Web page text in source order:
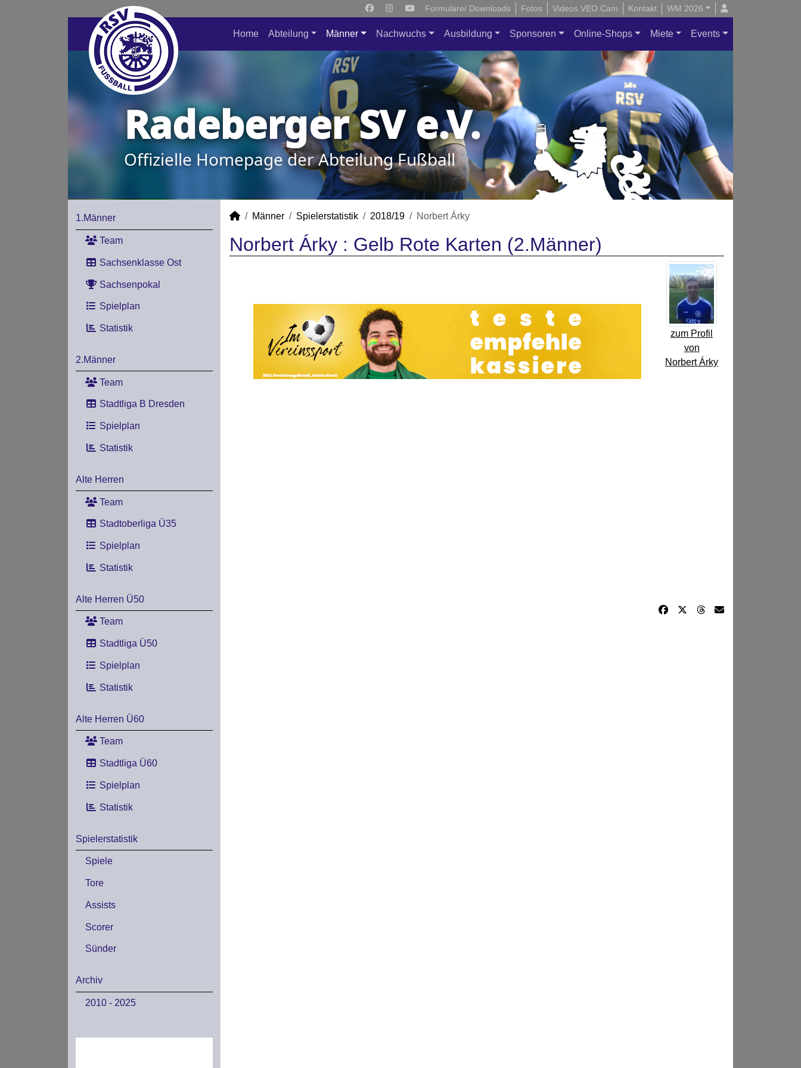
Formulare/ Downloads Fotos Videos VEO Cam Kontakt WM 2026
Home Abteilung Männer Nachwuchs Ausbildung Sponsoren Online-Shops Miete Events
Radeberger SV e.V.
Offizielle Homepage der Abteilung Fußball
1.Männer
Team
Sachsenklasse Ost
Sachsenpokal
Spielplan
Statistik
2.Männer
Team
Stadtliga B Dresden
Spielplan
Statistik
Alte Herren
Team
Stadtoberliga Ü35
Spielplan
Statistik
Alte Herren Ü50
Team
Stadtliga Ü50
Spielplan
Statistik
Alte Herren Ü60
Team
Stadtliga Ü60
Spielplan
Statistik
Spielerstatistik
Spiele
Tore
Assists
Scorer
Sünder
Archiv
2010 - 2025
Männer Spielerstatistik 2018/19 Norbert Árky
Norbert Árky : Gelb Rote Karten (2.Männer)
zum Profil
von
Norbert Árky